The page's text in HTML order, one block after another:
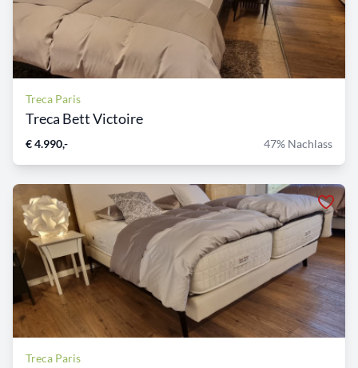
Treca Paris
Treca Bett Victoire
€ 4.990,- 47% Nachlass
Treca Paris